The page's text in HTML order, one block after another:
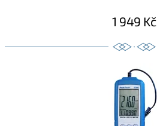
1 949 Kč